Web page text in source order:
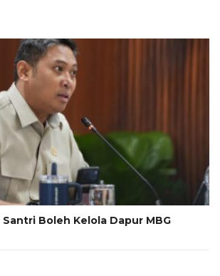
Boleh Kelola Dapur MBG